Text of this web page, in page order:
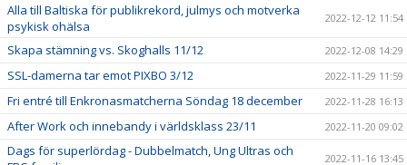
Alla till Baltiska för publikrekord, julmys och motverka
psykisk ohälsa
2022-12-12 11:54
Skapa stämning vs. Skoghalls 11/12 2022-12-08 14:29
SSL-damerna tar emot PIXBO 3/12 2022-11-29 11:59
Fri entré till Enkronasmatcherna Söndag 18 december 2022-11-28 16:13
After Work och innebandy i världsklass 23/11 2022-11-20 09:02
Dags för superlördag - Dubbelmatch, Ung Ultras och
2022-11-16 13:45